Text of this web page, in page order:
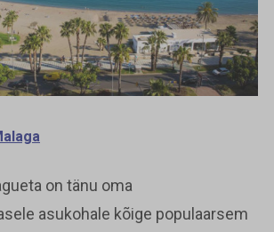
on tänu oma
asukohale kõige populaarsem